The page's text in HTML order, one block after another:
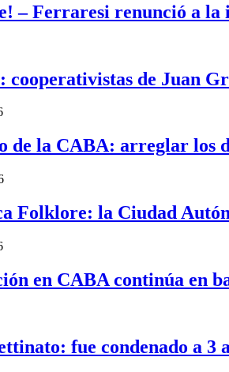
– Ferraresi renunció a la
cooperativistas de Juan
de la CABA: arreglar los
Folklore: la Ciudad
en CABA continúa en
fue condenado a 3